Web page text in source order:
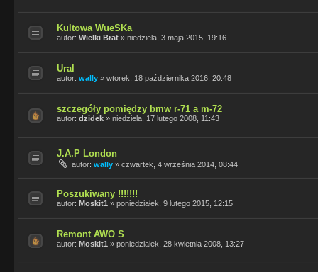
Kultowa WueSKa
autor: Wielki Brat » niedziela, 3 maja 2015, 19:16
Ural
autor: wally » wtorek, 18 października 2016, 20:48
szczegóły pomiędzy bmw r-71 a m-72
autor: dzidek » niedziela, 17 lutego 2008, 11:43
J.A.P London
autor: wally » czwartek, 4 września 2014, 08:44
Poszukiwany !!!!!!!
autor: Moskit1 » poniedziałek, 9 lutego 2015, 12:15
Remont AWO S
autor: Moskit1 » poniedziałek, 28 kwietnia 2008, 13:27